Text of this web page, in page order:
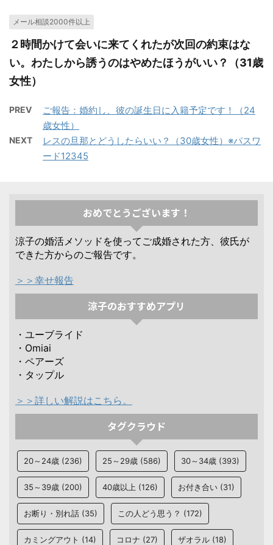
メール相談2000件以上
２時間かけて会いに来てくれたが次回の約束はな
い。わたしから誘うのはやめたほうがいい？（31歳
女性）
PREV
ご報告：婚約し、彼の誕生日に入籍予定です！（24
歳女性）
NEXT
レスの旦那とどうしたらいい？（30歳女性）※パスワ
ード12345
おめでとうございます！
涼子の婚活メソッドを使ってご成婚された方、彼氏が
できた方からのご報告です。
＞＞幸せ報告
涼子のおすすめアプリ
・ユーブライド
・Omiai
・ペアーズ
・タップル
＞＞詳しい解説はこちら。
タグクラウド
20～24歳 (236) 25～29歳 (586) 30～34歳 (393)
35～39歳 (200) 40歳以上 (126) お付き合い (31)
お断り・別れ話 (35) この人どう思う？ (172)
カミングアウト (14) コロナ (27) ザオラル (18)